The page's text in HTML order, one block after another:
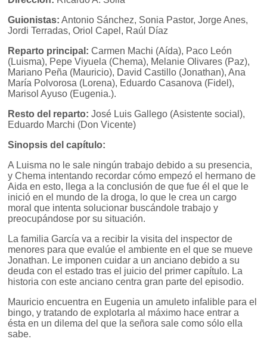
Guionistas: Antonio Sánchez, Sonia Pastor, Jorge Anes,
Jordi Terradas, Oriol Capel, Raúl Díaz
Reparto principal: Carmen Machi (Aída), Paco León
(Luisma), Pepe Viyuela (Chema), Melanie Olivares (Paz),
Mariano Peña (Mauricio), David Castillo (Jonathan), Ana
María Polvorosa (Lorena), Eduardo Casanova (Fidel),
Marisol Ayuso (Eugenia.).
Resto del reparto: José Luis Gallego (Asistente social),
Eduardo Marchi (Don Vicente)
Sinopsis del capítulo:
A Luisma no le sale ningún trabajo debido a su presencia,
y Chema intentando recordar cómo empezó el hermano de
Aida en esto, llega a la conclusión de que fue él el que le
inició en el mundo de la droga, lo que le crea un cargo
moral que intenta solucionar buscándole trabajo y
preocupándose por su situación.
La familia García va a recibir la visita del inspector de
menores para que evalúe el ambiente en el que se mueve
Jonathan. Le imponen cuidar a un anciano debido a su
deuda con el estado tras el juicio del primer capítulo. La
historia con este anciano centra gran parte del episodio.
Mauricio encuentra en Eugenia un amuleto infalible para el
bingo, y tratando de explotarla al máximo hace entrar a
ésta en un dilema del que la señora sale como sólo ella
sabe.